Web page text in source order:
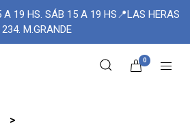
19 HS. SÁB 15 A 19 HS📍LAS HERAS
234. M.GRANDE
0